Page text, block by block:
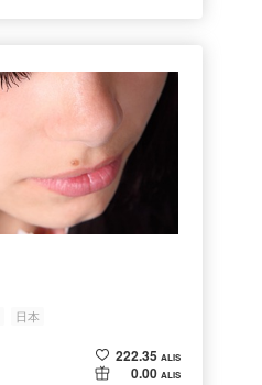
日本
222.35 ALIS
0.00 ALIS